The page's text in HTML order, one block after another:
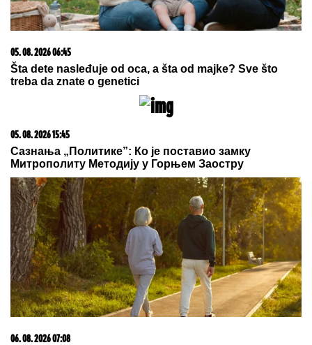
"PORODICI SAM PORUČILA - NE
ŽELIM DA UMREM"
zakazali operaciju kad su shvatili
stanje stvari", ovo je samo jednom
pričala